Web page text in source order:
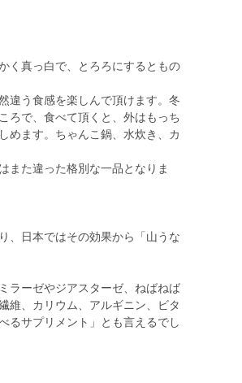
く真っ白で、とろろにするともの
違う食感を楽しんで頂けます。冬
ろで、食べて頂くと、外はもっち
めます。ちゃんこ鍋、水炊き、カ
また違った格別な一品となりま
、日本ではその効果から「山うな
ラーゼやジアスターゼ、ねばねば
維、カリウム、アルギニン、ビタ
るサプリメント」とも言えるでし